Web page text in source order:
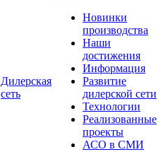
Дилерская
сеть
Новинки
производства
Наши
достижения
Информация
Развитие
дилерской сети
Технологии
Реализованные
проекты
АСО в СМИ